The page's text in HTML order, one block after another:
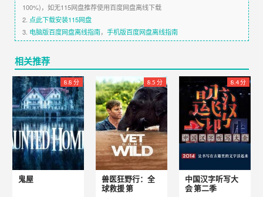
100%)，如无115网盘推荐使用百度网盘离线下载
2. 点此下载安装115网盘
3. 电脑版百度网盘离线指南， 手机版百度网盘离线指南
相关推荐
8.8 分
鬼屋
8.5 分
兽医狂野行：全
球救援 第
8.4 分
中国汉字听写大
会 第二季